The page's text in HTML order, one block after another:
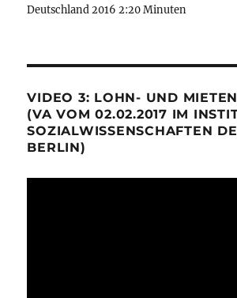
Deutschland 2016 2:20 Minuten
VIDEO 3: LOHN- UND
(VA VOM 02.02.2017 IM
SOZIALWISSENSCHAFTEN
BERLIN)